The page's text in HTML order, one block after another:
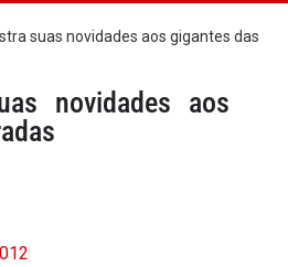
suas novidades aos gigantes das
novidades aos